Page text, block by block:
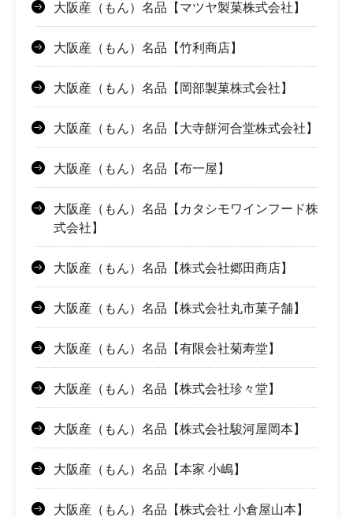
大阪産（もん）名品【マツヤ製菓株式会社】
大阪産（もん）名品【竹利商店】
大阪産（もん）名品【岡部製菓株式会社】
大阪産（もん）名品【大寺餅河合堂株式会社】
大阪産（もん）名品【布一屋】
大阪産（もん）名品【カタシモワインフード株
式会社】
大阪産（もん）名品【株式会社郷田商店】
大阪産（もん）名品【株式会社丸市菓子舗】
大阪産（もん）名品【有限会社菊寿堂】
大阪産（もん）名品【株式会社珍々堂】
大阪産（もん）名品【株式会社駿河屋岡本】
大阪産（もん）名品【本家 小嶋】
大阪産（もん）名品【株式会社 小倉屋山本】